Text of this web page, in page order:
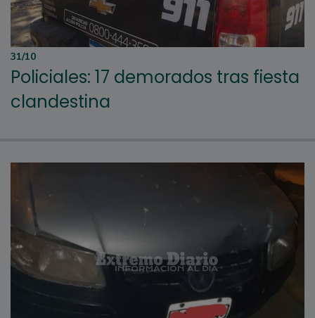
31/10
Policiales: 17 demorados tras fiesta
clandestina